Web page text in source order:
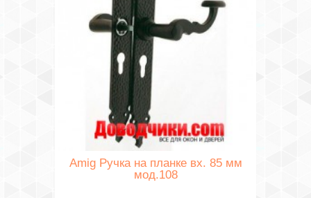
Amig Ручка на планке вх. 85 мм
мод.108